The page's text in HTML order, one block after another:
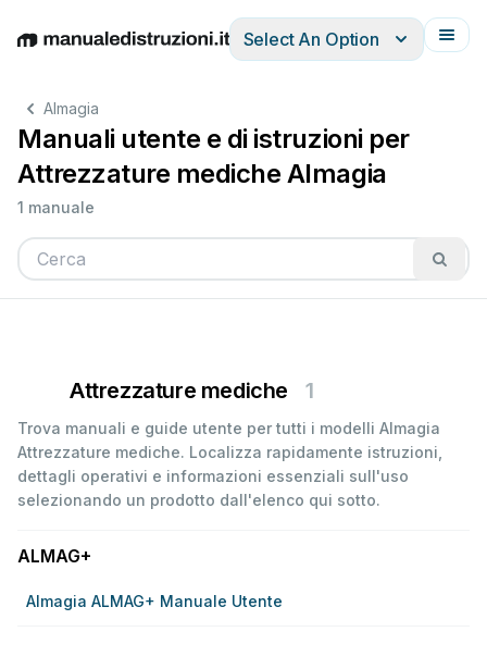
EnglishDeutschEspañolItalianoFrançais
Select An Option
Almagia
Manuali utente e di istruzioni per
Attrezzature mediche Almagia
1 manuale
Attrezzature mediche 1
Trova manuali e guide utente per tutti i modelli Almagia
Attrezzature mediche. Localizza rapidamente istruzioni,
dettagli operativi e informazioni essenziali sull'uso
selezionando un prodotto dall'elenco qui sotto.
ALMAG+
Almagia ALMAG+ Manuale Utente